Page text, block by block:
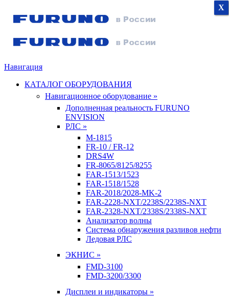
Навигация
КАТАЛОГ ОБОРУДОВАНИЯ
Навигационное оборудование »
Дополненная реальность FURUNO
ENVISION
РЛС »
M-1815
FR-10 / FR-12
DRS4W
FR-8065/8125/8255
FAR-1513/1523
FAR-1518/1528
FAR-2018/2028-MK-2
FAR-2228-NXT/2238S/2238S-NXT
FAR-2328-NXT/2338S/2338S-NXT
Анализатор волны
Система обнаружения разливов нефти
Ледовая РЛС
ЭКНИС »
FMD-3100
FMD-3200/3300
Дисплеи и индикаторы »
X
X
X